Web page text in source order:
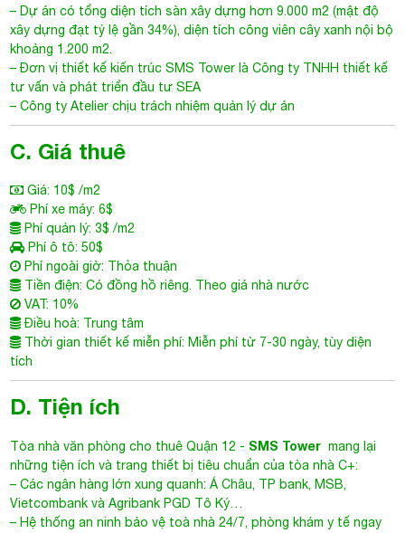
– Dự án có tổng diện tích sàn xây dựng hơn 9.000 m2 (mật độ
xây dựng đạt tỷ lệ gần 34%), diện tích công viên cây xanh nội bộ
khoảng 1.200 m2.
– Đơn vị thiết kế kiến trúc SMS Tower là Công ty TNHH thiết kế
tư vấn và phát triển đầu tư SEA
– Công ty Atelier chịu trách nhiệm quản lý dự án
C. Giá thuê
Giá: 10$ /m2
Phí xe máy: 6$
Phí quản lý: 3$ /m2
Phí ô tô: 50$
Phí ngoài giờ: Thỏa thuận
Tiền điện: Có đồng hồ riêng. Theo giá nhà nước
VAT: 10%
Điều hoà: Trung tâm
Thời gian thiết kế miễn phí: Miễn phí từ 7-30 ngày, tùy diện
tích
D. Tiện ích
Tòa nhà văn phòng cho thuê Quận 12 - SMS Tower mang lại
những tiện ích và trang thiết bị tiêu chuẩn của tòa nhà C+:
– Các ngân hàng lớn xung quanh: Á Châu, TP bank, MSB,
Vietcombank và Agribank PGD Tô Ký…
– Hệ thống an ninh bảo vệ toà nhà 24/7, phòng khám y tế ngay